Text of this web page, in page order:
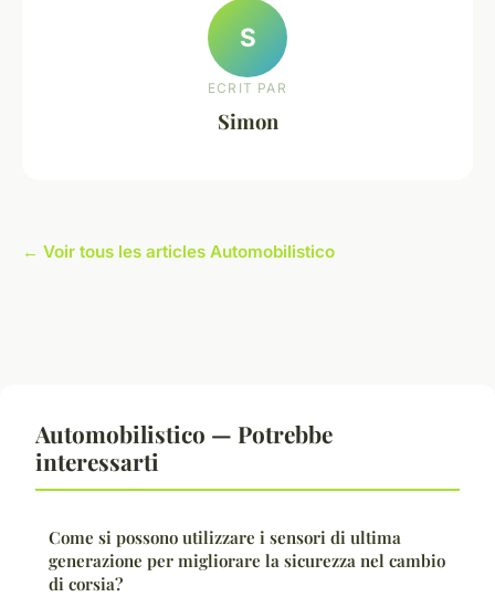
S
ECRIT PAR
Simon
← Voir tous les articles Automobilistico
Automobilistico — Potrebbe
interessarti
Come si possono utilizzare i sensori di ultima
generazione per migliorare la sicurezza nel cambio
di corsia?